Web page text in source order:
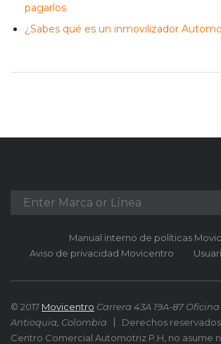
pagarlos
¿Sabes qué es un inmovilizador
Manual interno de políticas
Aviso de privacidad Movicentro
© 2017 Movicentro Carrera 43A 19A-87
Antioquia, Colombia
Derechos
Centro Comercial Automotriz P.H, no asume